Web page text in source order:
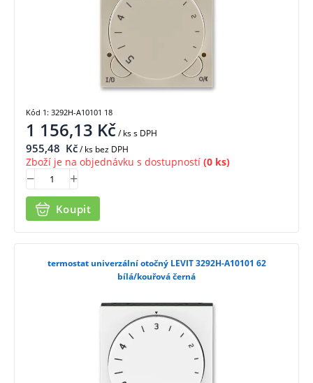
1 156,13 Kč/ kss DPH
955,48 Kč/ ks bez DPH
Zboží je na objednávku s dostupností (0 ks)
Koupit
Kód 1: 3292H-A10101 18
termostat univerzální otočný LEVIT 3292H-A10101 62
bílá/kouřová černá